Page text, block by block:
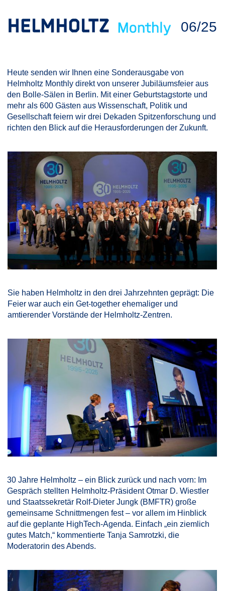
06/25
Heute senden wir Ihnen eine Sonderausgabe von
Helmholtz Monthly direkt von unserer Jubiläumsfeier aus
den Bolle-Sälen in Berlin. Mit einer Geburtstagstorte und
mehr als 600 Gästen aus Wissenschaft, Politik und
Gesellschaft feiern wir drei Dekaden Spitzenforschung und
richten den Blick auf die Herausforderungen der Zukunft.
Sie haben Helmholtz in den drei Jahrzehnten geprägt: Die
Feier war auch ein Get-together ehemaliger und
amtierender Vorstände der Helmholtz-Zentren.
30 Jahre Helmholtz – ein Blick zurück und nach vorn: Im
Gespräch stellten Helmholtz-Präsident Otmar D. Wiestler
und Staatssekretär Rolf-Dieter Jungk (BMFTR) große
gemeinsame Schnittmengen fest – vor allem im Hinblick
auf die geplante HighTech-Agenda. Einfach „ein ziemlich
gutes Match,“ kommentierte Tanja Samrotzki, die
Moderatorin des Abends.